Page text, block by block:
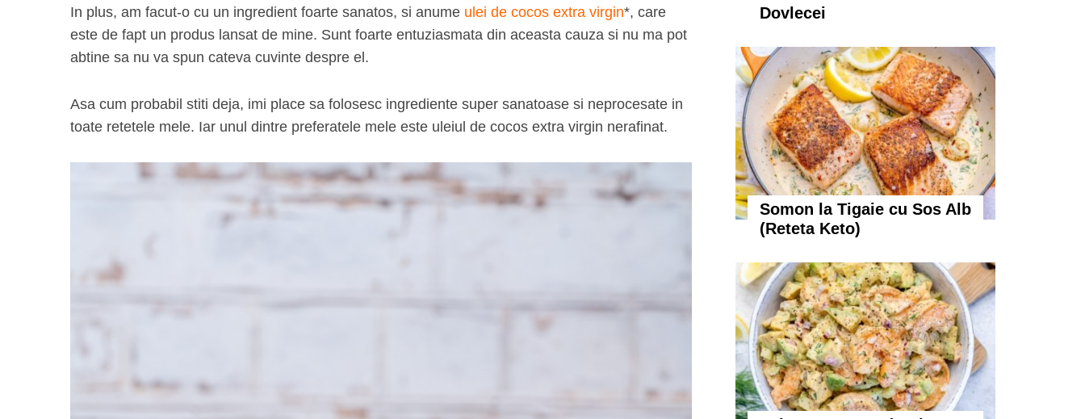
In plus, am facut-o cu un ingredient foarte sanatos, si anume ulei de cocos extra virgin*, care
este de fapt un produs lansat de mine. Sunt foarte entuziasmata din aceasta cauza si nu ma pot
abtine sa nu va spun cateva cuvinte despre el.
Asa cum probabil stiti deja, imi place sa folosesc ingrediente super sanatoase si neprocesate in
toate retetele mele. Iar unul dintre preferatele mele este uleiul de cocos extra virgin nerafinat.
Dovlecei
Somon la Tigaie cu Sos Alb
(Reteta Keto)